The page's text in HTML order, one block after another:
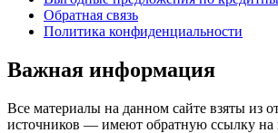
Обратная связь
Политика конфиденциальности
Важная информация
Все материалы на данном сайте взяты из
источников — имеют обратную ссылку на